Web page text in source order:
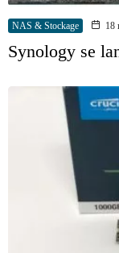
NAS & Stockage 18
Synology se